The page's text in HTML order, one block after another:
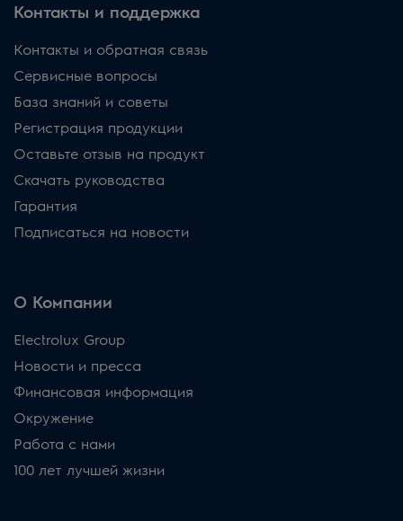
Контакты и поддержка
Контакты и обратная связь
Сервисные вопросы
База знаний и советы
Регистрация продукции
Оставьте отзыв на продукт
Скачать руководства
Гарантия
Подписаться на новости
О Компании
Electrolux Group
Новости и пресса
Финансовая информация
Окружение
Работа с нами
100 лет лучшей жизни